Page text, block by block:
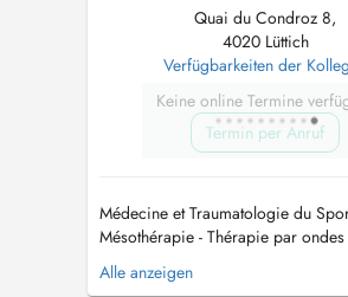
Quai du Condroz 8,
4020 Lüttich
Verfügbarkeiten der
Keine online Termine
Termin per Anruf
Médecine et Traumatologie du
Mésothérapie - Thérapie par
Thérapie par PRP (Plasma Riche en
ECG à l'effort Médecin agréé ACFF
Alle anzeigen